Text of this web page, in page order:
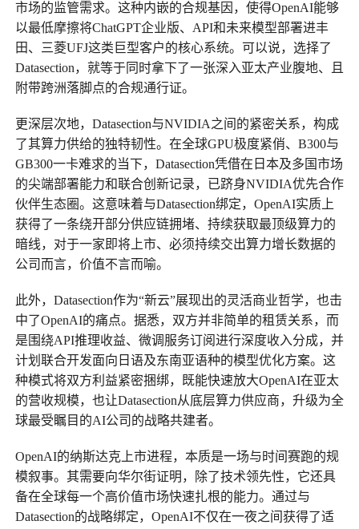
市场的监管需求。这种内嵌的合规基因，使得OpenAI能够
以最低摩擦将ChatGPT企业版、API和未来模型部署进丰
田、三菱UFJ这类巨型客户的核心系统。可以说，选择了
Datasection，就等于同时拿下了一张深入亚太产业腹地、且
附带跨洲落脚点的合规通行证。
更深层次地，Datasection与NVIDIA之间的紧密关系，构成
了其算力供给的独特韧性。在全球GPU极度紧俏、B300与
GB300一卡难求的当下，Datasection凭借在日本及多国市场
的尖端部署能力和联合创新记录，已跻身NVIDIA优先合作
伙伴生态圈。这意味着与Datasection绑定，OpenAI实质上
获得了一条绕开部分供应链拥堵、持续获取最顶级算力的
暗线，对于一家即将上市、必须持续交出算力增长数据的
公司而言，价值不言而喻。
此外，Datasection作为“新云”展现出的灵活商业哲学，也击
中了OpenAI的痛点。据悉，双方并非简单的租赁关系，而
是围绕API推理收益、微调服务订阅进行深度收入分成，并
计划联合开发面向日语及东南亚语种的模型优化方案。这
种模式将双方利益紧密捆绑，既能快速放大OpenAI在亚太
的营收规模，也让Datasection从底层算力供应商，升级为全
球最受瞩目的AI公司的战略共建者。
OpenAI的纳斯达克上市进程，本质是一场与时间赛跑的规
模叙事。其需要向华尔街证明，除了技术领先性，它还具
备在全球每一个高价值市场快速扎根的能力。通过与
Datasection的战略绑定，OpenAI不仅在一夜之间获得了适